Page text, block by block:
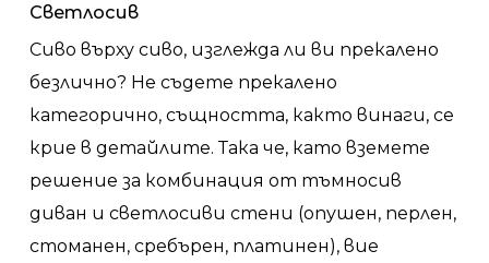
Светлосив
Сиво върху сиво, изглежда ли ви прекалено
безлично? Не съдете прекалено
категорично, същността, както винаги, се
крие в детайлите. Така че, като вземете
решение за комбинация от тъмносив
диван и светлосиви стени (опушен, перлен,
стоманен, сребърен, платинен), вие